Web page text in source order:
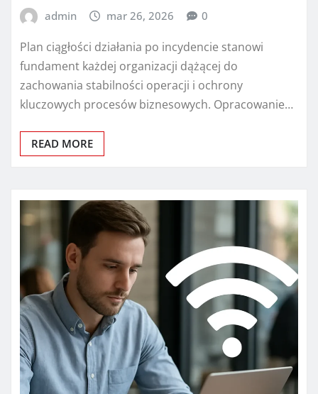
admin mar 26, 2026 0
Plan ciągłości działania po incydencie stanowi
fundament każdej organizacji dążącej do
zachowania stabilności operacji i ochrony
kluczowych procesów biznesowych. Opracowanie…
READ MORE